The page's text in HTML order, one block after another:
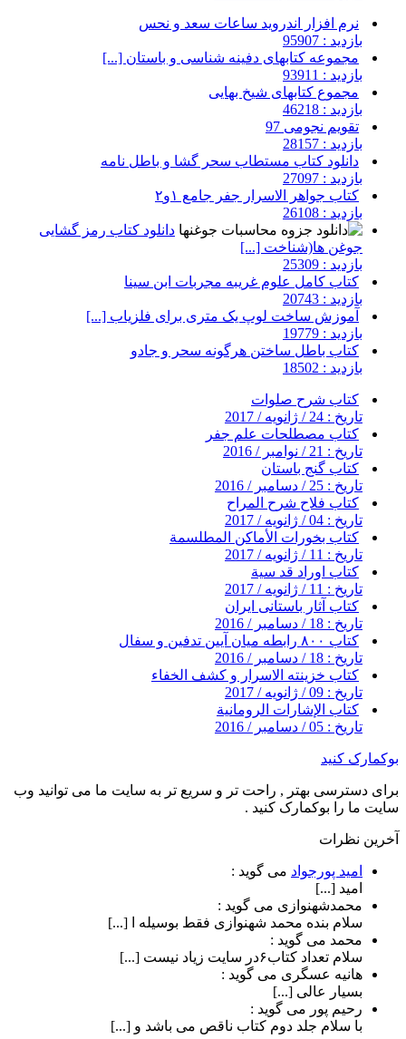
نرم افزار اندروید ساعات سعد و نحس
بازدید : 95907
مجموعه کتابهای دفینه شناسی و باستان [...]
بازدید : 93911
مجموع کتابهای شیخ بهایی
بازدید : 46218
تقویم نجومی 97
بازدید : 28157
دانلود کتاب مستطاب سحر گشا و باطل نامه
بازدید : 27097
کتاب جواهر الاسرار جفر جامع ۱و۲
بازدید : 26108
دانلود کتاب رمز گشایی
جوغن ها(شناخت [...]
بازدید : 25309
کتاب کامل علوم غریبه مجربات ابن سینا
بازدید : 20743
آموزش ساخت لوپ یک متری برای فلزیاب [...]
بازدید : 19779
کتاب باطل ساختن هرگونه سحر و جادو
بازدید : 18502
کتاب شرح صلوات
تاریخ : 24 / ژانویه / 2017
کتاب مصطلحات علم جفر
تاریخ : 21 / نوامبر / 2016
کتاب گنج باستان
تاریخ : 25 / دسامبر / 2016
کتاب فلاح شرح المراح
تاریخ : 04 / ژانویه / 2017
کتاب بخورات الأماکن المطلسمة
تاریخ : 11 / ژانویه / 2017
کتاب اوراد قد سیة
تاریخ : 11 / ژانویه / 2017
کتاب آثار باستانی ایران
تاریخ : 18 / دسامبر / 2016
کتاب ۸۰۰ رابطه میان آیین تدفین و سفال
تاریخ : 18 / دسامبر / 2016
کتاب خزینته الاسرار و کشف الخفاء
تاریخ : 09 / ژانویه / 2017
كتاب الإشارات الرومانية
تاریخ : 05 / دسامبر / 2016
بوکمارک کنید
برای دسترسی بهتر , راحت تر و سریع تر به سایت ما می توانید وب
سایت ما را بوکمارک کنید .
آخرین نظرات
امید پورجواد می گوید :
امید [...]
محمدشهنوازی می گوید :
سلام بنده محمد شهنوازی فقط بوسیله ا [...]
محمد می گوید :
سلام تعداد کتاب۶در سایت زیاد نیست [...]
هانیه عسگری می گوید :
بسیار عالی [...]
رحیم پور می گوید :
با سلام جلد دوم کتاب ناقص می باشد و [...]